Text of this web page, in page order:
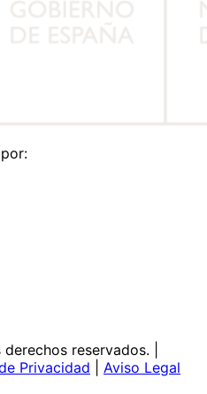
reservados. |
Privacidad Aviso Legal